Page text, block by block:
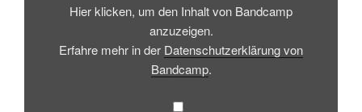
BandcampHier klicken, um den Inhalt von Bandcamp
anzuzeigen.
Erfahre mehr in der Datenschutzerklärung von
Bandcamp.